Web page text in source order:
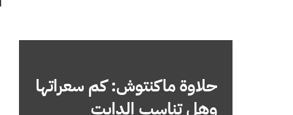
حلاوة ماكنتوش: كم سعراتها
وهل تناسب الدايت